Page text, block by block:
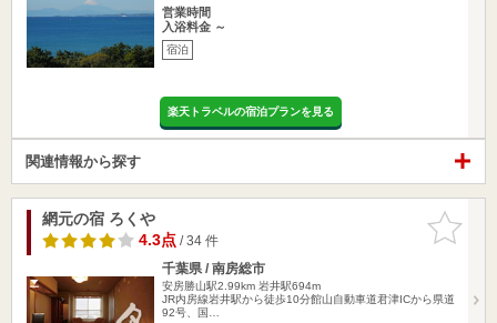
営業時間
入浴料金 ～
宿泊
楽天トラベルの宿泊プランを見る
関連情報から探す
お気に入
りに追加
網元の宿 ろくや
4.3点/ 34 件
千葉県 / 南房総市
安房勝山駅2.99km 岩井駅694m
JR内房線岩井駅から徒歩10分館山自動車道君津ICから県道
92号、国…